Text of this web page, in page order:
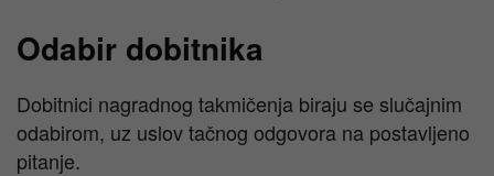
Odabir dobitnika
Dobitnici nagradnog takmičenja biraju se slučajnim
odabirom, uz uslov tačnog odgovora na postavljeno
pitanje.